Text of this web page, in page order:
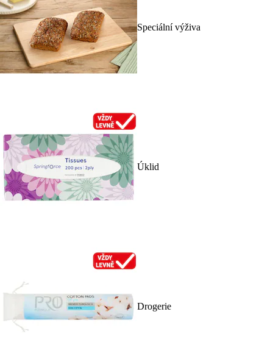
Speciální výživa
Úklid
Drogerie